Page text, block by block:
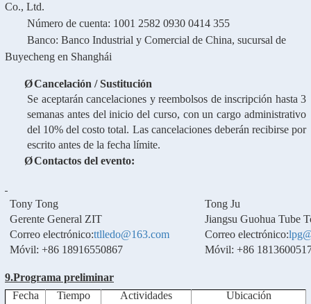
Co., Ltd.
Número de cuenta: 1001 2582 0930 0414 355
Banco: Banco Industrial y Comercial de China, sucursal de
Buyecheng en Shanghái
ØCancelación / Sustitución
Se aceptarán cancelaciones y reembolsos de inscripción hasta 3
semanas antes del inicio del curso, con un cargo administrativo
del 10% del costo total. Las cancelaciones deberán recibirse por
escrito antes de la fecha límite.
ØContactos del evento:
Tony Tong
Gerente General ZIT
Correo electrónico:ttlledo@163.com
Móvil: +86 18916550867
Tong Ju
Jiangsu Guohua Tube
Correo electrónico:
Móvil: +86
9.Programa preliminar
Fecha
Tiempo Actividades
Ubicación